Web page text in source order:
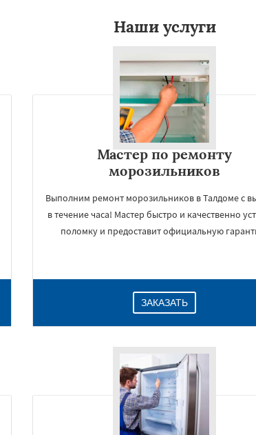
Наши услуги
Мастер по ремонту
морозильников
Выполним ремонт морозильников в Талдоме с
в течение часа! Мастер быстро и качественно
поломку и предоставит официальную
ЗАКАЗАТЬ
Даю согласие на обработку персональных данных